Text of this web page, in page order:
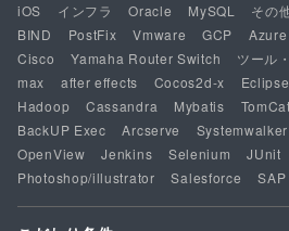
iOS
インフラ Oracle MySQL その
BIND
PostFix Vmware GCP Azure
Cisco
Yamaha Router Switch ツール
max
after effects Cocos2d-x Eclipse
Hadoop
Cassandra Mybatis TomCat
BackUP Exec
Arcserve Systemwalker
OpenView
Jenkins Selenium JUnit
Photoshop/illustrator
Salesforce SAP